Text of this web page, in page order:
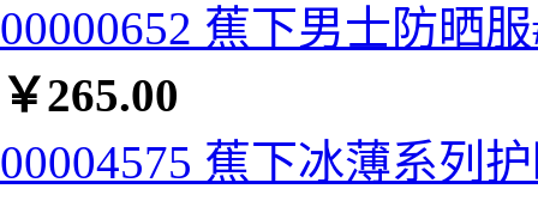
00000652 蕉下男士防晒
￥265.00
00004575 蕉下冰薄系列